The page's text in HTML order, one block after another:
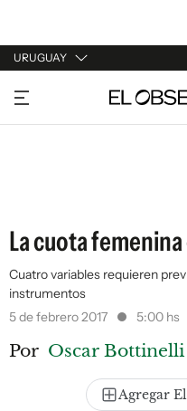
URUGUAY
URUGUAY
ARGENTINA
La cuota femenina
Cuatro variables requieren
instrumentos
5 de febrero 2017
5:00 hs
Por Oscar Bottinelli
Agregar